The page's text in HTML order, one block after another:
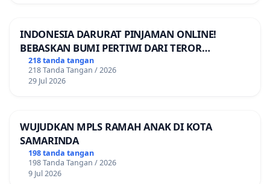
INDONESIA DARURAT PINJAMAN ONLINE!
BEBASKAN BUMI PERTIWI DARI TEROR
PINJAMAN ONLINE! TUTUP PINJOL!
218 tanda tangan
218 Tanda Tangan / 2026
29 Jul 2026
WUJUDKAN MPLS RAMAH ANAK DI KOTA
SAMARINDA
198 tanda tangan
198 Tanda Tangan / 2026
9 Jul 2026